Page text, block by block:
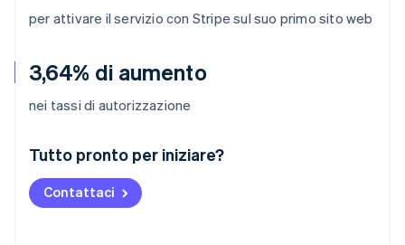
per attivare il servizio con Stripe sul suo primo sito web
3,64% di aumento
nei tassi di autorizzazione
Tutto pronto per iniziare?
Contattaci
Australia
English
Austria
DeutschEnglish